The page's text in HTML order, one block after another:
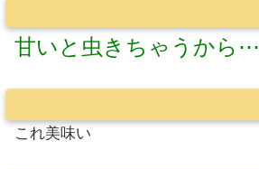
甘いと虫きちゃうから⋯
これ美味い